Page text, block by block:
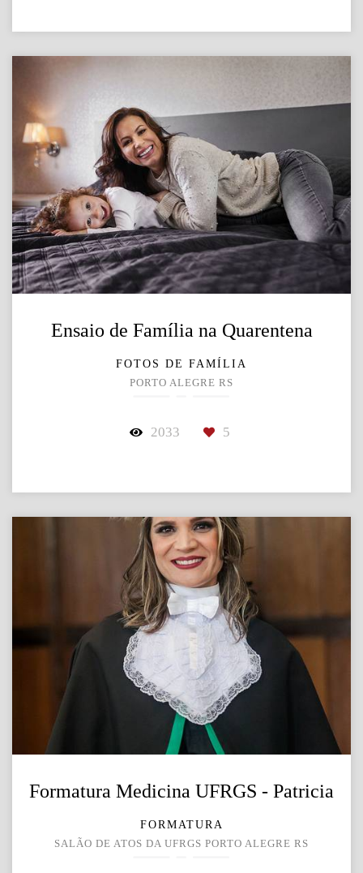
Ensaio de Família na Quarentena
FOTOS DE FAMÍLIA
PORTO ALEGRE RS
2033 5
Formatura Medicina UFRGS - Patricia
FORMATURA
SALÃO DE ATOS DA UFRGS PORTO ALEGRE RS